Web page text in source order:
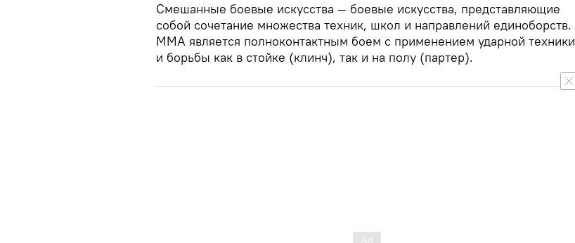
Смешанные боевые искусства — боевые искусства, представляющие
собой сочетание множества техник, школ и направлений единоборств.
ММА является полноконтактным боем с применением ударной техники
и борьбы как в стойке (клинч), так и на полу (партер).